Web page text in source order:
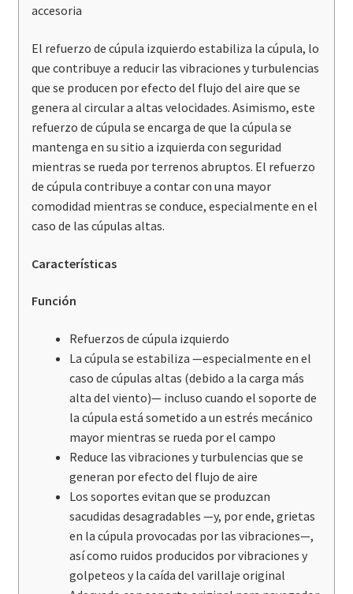
accesoria
El refuerzo de cúpula izquierdo estabiliza la cúpula, lo
que contribuye a reducir las vibraciones y turbulencias
que se producen por efecto del flujo del aire que se
genera al circular a altas velocidades. Asimismo, este
refuerzo de cúpula se encarga de que la cúpula se
mantenga en su sitio a izquierda con seguridad
mientras se rueda por terrenos abruptos. El refuerzo
de cúpula contribuye a contar con una mayor
comodidad mientras se conduce, especialmente en el
caso de las cúpulas altas.
Características
Función
Refuerzos de cúpula izquierdo
La cúpula se estabiliza —especialmente en el
caso de cúpulas altas (debido a la carga más
alta del viento)— incluso cuando el soporte de
la cúpula está sometido a un estrés mecánico
mayor mientras se rueda por el campo
Reduce las vibraciones y turbulencias que se
generan por efecto del flujo de aire
Los soportes evitan que se produzcan
sacudidas desagradables —y, por ende, grietas
en la cúpula provocadas por las vibraciones—,
así como ruidos producidos por vibraciones y
golpeteos y la caída del varillaje original